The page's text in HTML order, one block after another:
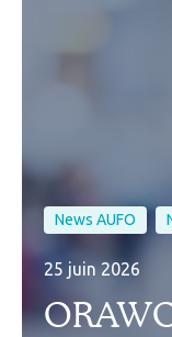
News AUFO
25 juin 2026